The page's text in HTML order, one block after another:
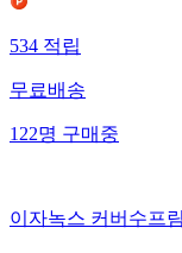
534적립
무료배송
122명구매중
이자녹스 커버수프